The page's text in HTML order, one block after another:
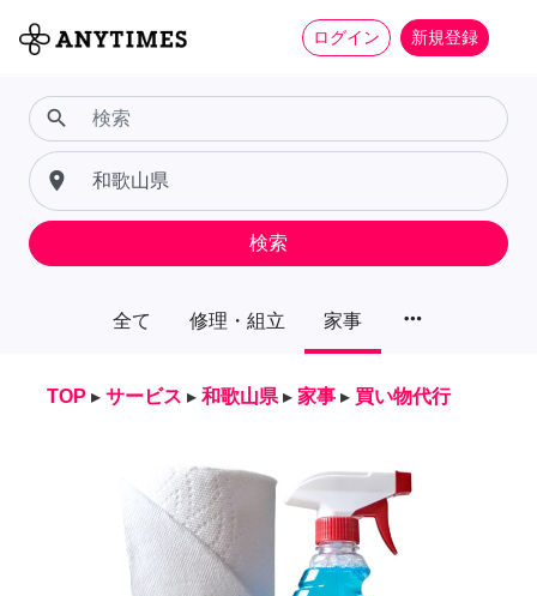
ログイン 新規登録
全て 修理・組立 家事 more_horiz
search
place
検索
TOP ▸ サービス ▸ 和歌山県 ▸ 家事 ▸ 買い物代行